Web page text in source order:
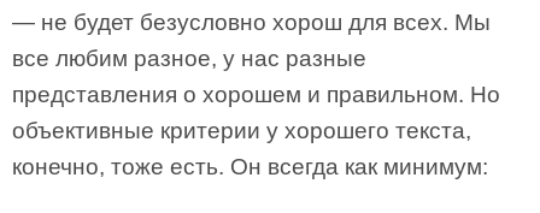
— не будет безусловно хорош для всех. Мы
все любим разное, у нас разные
представления о хорошем и правильном. Но
объективные критерии у хорошего текста,
конечно, тоже есть. Он всегда как минимум: